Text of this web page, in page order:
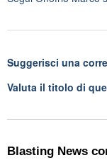
Suggerisci una
Valuta il titolo di
Blasting News